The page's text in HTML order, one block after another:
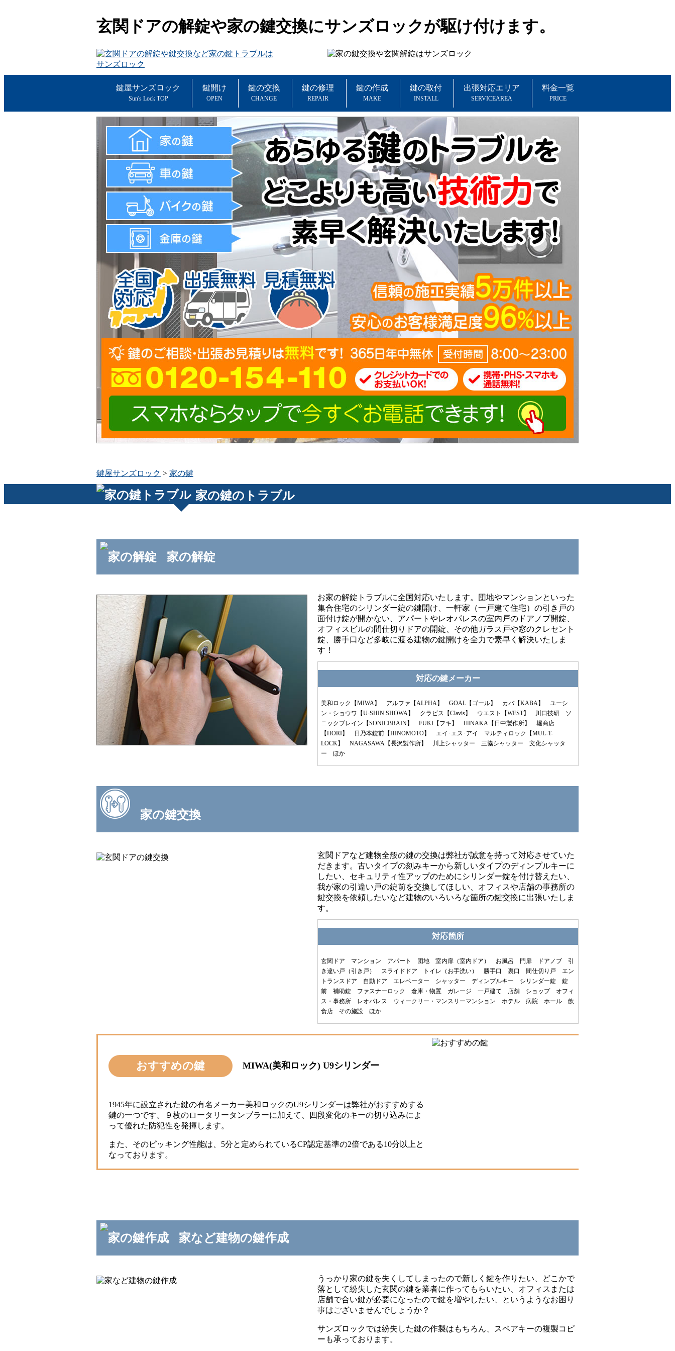
玄関ドアの解錠や家の鍵交換にサンズロックが駆け付けます。
鍵屋サンズロック
Sun's Lock TOP
鍵開け
OPEN
鍵の交換
CHANGE
鍵の修理
REPAIR
鍵の作成
MAKE
鍵の取付
INSTALL
出張対応エリア
SERVICEAREA
料金一覧
PRICE
鍵屋サンズロック > 家の鍵
家の鍵のトラブル
家の解錠
お家の解錠トラブルに全国対応いたします。団地やマンションといった
集合住宅のシリンダー錠の鍵開け、一軒家（一戸建て住宅）の引き戸の
面付け錠が開かない、アパートやレオパレスの室内戸のドアノブ開錠、
オフィスビルの間仕切りドアの開錠、その他ガラス戸や窓のクレセント
錠、勝手口など多岐に渡る建物の鍵開けを全力で素早く解決いたしま
す！
対応の鍵メーカー
美和ロック【MIWA】 アルファ【ALPHA】 GOAL【ゴール】 カバ【KABA】 ユーシ
ン・ショウワ【U-SHIN SHOWA】 クラビス【Clavis】 ウエスト【WEST】 川口技研 ソ
ニックブレイン【SONICBRAIN】 FUKI【フキ】 HINAKA【日中製作所】 堀商店
【HORI】 日乃本錠前【HINOMOTO】 エイ･エス･アイ マルティロック【MUL-T-
LOCK】 NAGASAWA【長沢製作所】 川上シャッター 三協シャッター 文化シャッタ
ー ほか
家の鍵交換
玄関ドアなど建物全般の鍵の交換は弊社が誠意を持って対応させていた
だきます。古いタイプの刻みキーから新しいタイプのディンプルキーに
したい、セキュリティ性アップのためにシリンダー錠を付け替えたい、
我が家の引違い戸の錠前を交換してほしい、オフィスや店舗の事務所の
鍵交換を依頼したいなど建物のいろいろな箇所の鍵交換に出張いたしま
す。
対応箇所
玄関ドア マンション アパート 団地 室内扉（室内ドア） お風呂 門扉 ドアノブ 引
き違い戸（引き戸） スライドドア トイレ（お手洗い） 勝手口 裏口 間仕切り戸 エン
トランスドア 自動ドア エレベーター シャッター ディンプルキー シリンダー錠 錠
前 補助錠 ファスナーロック 倉庫・物置 ガレージ 一戸建て 店舗 ショップ オフィ
ス・事務所 レオパレス ウィークリー・マンスリーマンション ホテル 病院 ホール 飲
食店 その施設 ほか
おすすめの鍵 MIWA(美和ロック) U9シリンダー
1945年に設立された鍵の有名メーカー美和ロックのU9シリンダーは弊社がおすすめする
鍵の一つです。９枚のロータリータンブラーに加えて、四段変化のキーの切り込みによ
って優れた防犯性を発揮します。
また、そのピッキング性能は、5分と定められているCP認定基準の2倍である10分以上と
なっております。
家など建物の鍵作成
うっかり家の鍵を失くしてしまったので新しく鍵を作りたい、どこかで
落として紛失した玄関の鍵を業者に作ってもらいたい、オフィスまたは
店舗で合い鍵が必要になったので鍵を増やしたい、というようなお困り
事はございませんでしょうか？
サンズロックでは紛失した鍵の作製はもちろん、スペアキーの複製コピ
ーも承っております。